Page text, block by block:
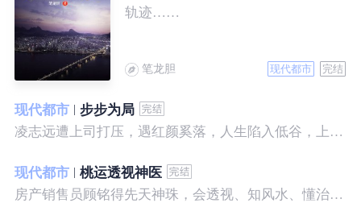
轨迹……
笔龙胆 现代都市 完结
现代都市
步步为局
凌志远遭上司打压，遇红颜奚落，人生陷入低谷，上帝在关上一扇门的同时，势必会留下一扇窗，面对稍纵即逝的机会，他果断出手了……
现代都市
桃运透视神医
房产销售员顾铭得先天神珠，会透视、知风水、懂治病、有神通，开始逆袭人生。